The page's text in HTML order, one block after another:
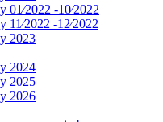
01⁄2022 -10⁄2022
11⁄2022 -12⁄2022
2023
2024
2025
2026